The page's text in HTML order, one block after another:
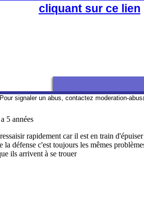
cliquant sur ce lien
Pour signaler un abus, contactez moderation-